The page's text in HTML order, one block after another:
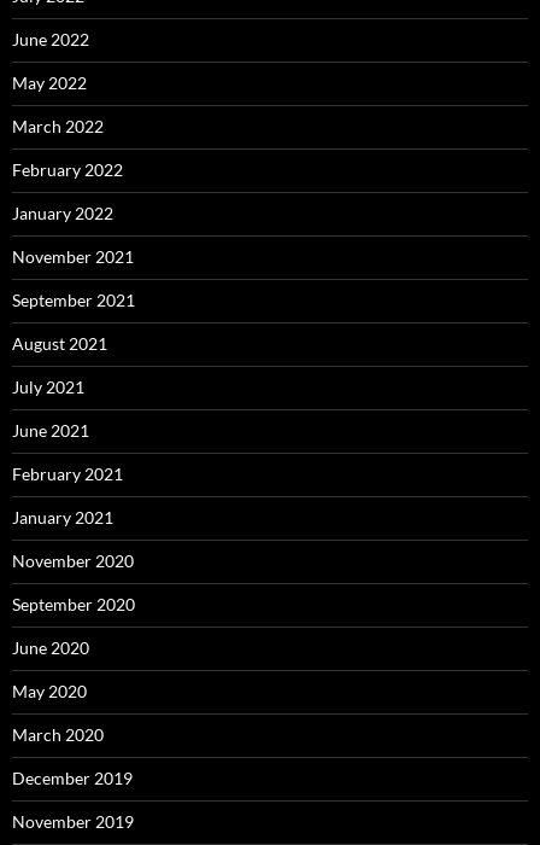
June 2022
May 2022
March 2022
February 2022
January 2022
November 2021
September 2021
August 2021
July 2021
June 2021
February 2021
January 2021
November 2020
September 2020
June 2020
May 2020
March 2020
December 2019
November 2019